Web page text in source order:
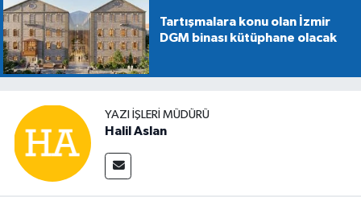
Tartışmalara konu olan İzmir
DGM binası kütüphane olacak
YAZI İŞLERİ MÜDÜRÜ
Halil Aslan